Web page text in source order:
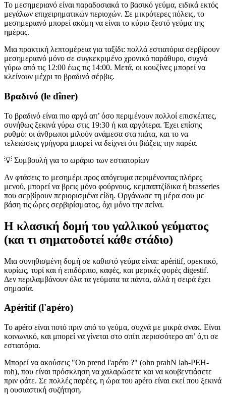
Το μεσημεριανό είναι παραδοσιακά το βασικό γεύμα, ειδικά εκτός
μεγάλων επιχειρηματικών περιοχών. Σε μικρότερες πόλεις, το
μεσημεριανό μπορεί ακόμη να είναι το κύριο ζεστό γεύμα της
ημέρας.
Μια πρακτική λεπτομέρεια για ταξίδι: πολλά εστιατόρια σερβίρουν
μεσημεριανό μόνο σε συγκεκριμένο χρονικό παράθυρο, συχνά
γύρω από τις 12:00 έως τις 14:00. Μετά, οι κουζίνες μπορεί να
κλείνουν μέχρι το βραδινό σέρβις.
Βραδινό (le dîner)
Το βραδινό είναι πιο αργά απ’ όσο περιμένουν πολλοί επισκέπτες,
συνήθως ξεκινά γύρω στις 19:30 ή και αργότερα. Έχει επίσης
ρυθμό: οι άνθρωποι μιλούν ανάμεσα στα πιάτα, και το να
τελειώσεις γρήγορα μπορεί να δείχνει ότι βιάζεις την παρέα.
💡 Συμβουλή για το ωράριο των εστιατορίων
Αν φτάσεις το μεσημέρι προς απόγευμα περιμένοντας πλήρες
μενού, μπορεί να βρεις μόνο φούρνους, κεμπαπτζίδικα ή brasseries
που σερβίρουν περιορισμένα είδη. Οργάνωσε τη μέρα σου με
βάση τις ώρες σερβιρίσματος, όχι μόνο την πείνα.
Η κλασική δομή του γαλλικού γεύματος
(και τι σηματοδοτεί κάθε στάδιο)
Μια συνηθισμένη δομή σε καθιστό γεύμα είναι: apéritif, ορεκτικό,
κυρίως, τυρί και ή επιδόρπιο, καφές, και μερικές φορές digestif.
Δεν περιλαμβάνουν όλα τα γεύματα τα πάντα, αλλά η σειρά έχει
σημασία.
Apéritif (l'apéro)
Το apéro είναι ποτό πριν από το γεύμα, συχνά με μικρά σνακ. Είναι
κοινωνικό, και μπορεί να γίνεται στο σπίτι περισσότερο απ’ ό,τι σε
εστιατόρια.
Μπορεί να ακούσεις "On prend l'apéro ?" (ohn prahN lah-PEH-
roh), που είναι πρόσκληση να χαλαρώσετε και να κουβεντιάσετε
πριν φάτε. Σε πολλές παρέες, η ώρα του apéro είναι εκεί που ξεκινά
η ουσιαστική συζήτηση.